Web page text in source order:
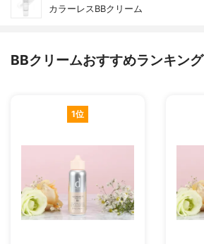
カラーレスBBクリーム
BBクリームおすすめランキング
1位